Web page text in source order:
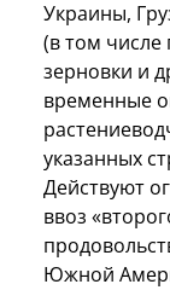
Украины,
(в том числе
зерновки и
временные
указанных
Действуют
ввоз
Южной